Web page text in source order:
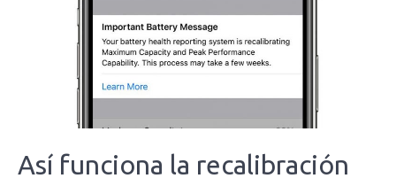
Así funciona la recalibración